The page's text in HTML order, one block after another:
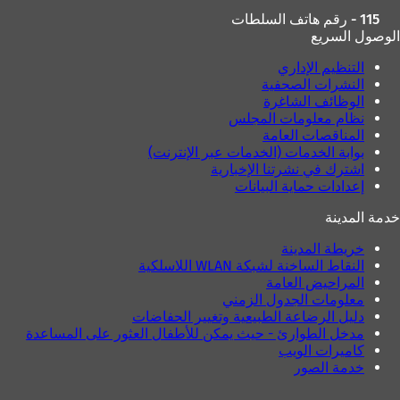
115 - رقم هاتف السلطات
الوصول السريع
التنظيم الإداري
النشرات الصحفية
الوظائف الشاغرة
نظام معلومات المجلس
المناقصات العامة
بوابة الخدمات (الخدمات عبر الإنترنت)
اشترك في نشرتنا الإخبارية
إعدادات حماية البيانات
خدمة المدينة
خريطة المدينة
النقاط الساخنة لشبكة WLAN اللاسلكية
المراحيض العامة
معلومات الجدول الزمني
دليل الرضاعة الطبيعية وتغيير الحفاضات
مدخل الطوارئ - حيث يمكن للأطفال العثور على المساعدة
كاميرات الويب
خدمة الصور